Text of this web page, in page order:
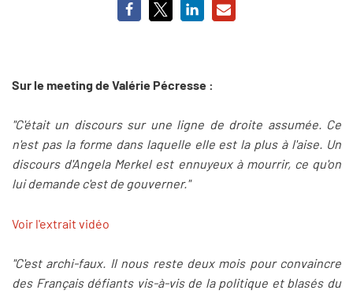
Sur le meeting de Valérie Pécresse :
"C'était un discours sur une ligne de droite assumée. Ce
n'est pas la forme dans laquelle elle est la plus à l'aise. Un
discours d'Angela Merkel est ennuyeux à mourrir, ce qu'on
lui demande c'est de gouverner."
Voir l'extrait vidéo
"C'est archi-faux. Il nous reste deux mois pour convaincre
des Français défiants vis-à-vis de la politique et blasés du